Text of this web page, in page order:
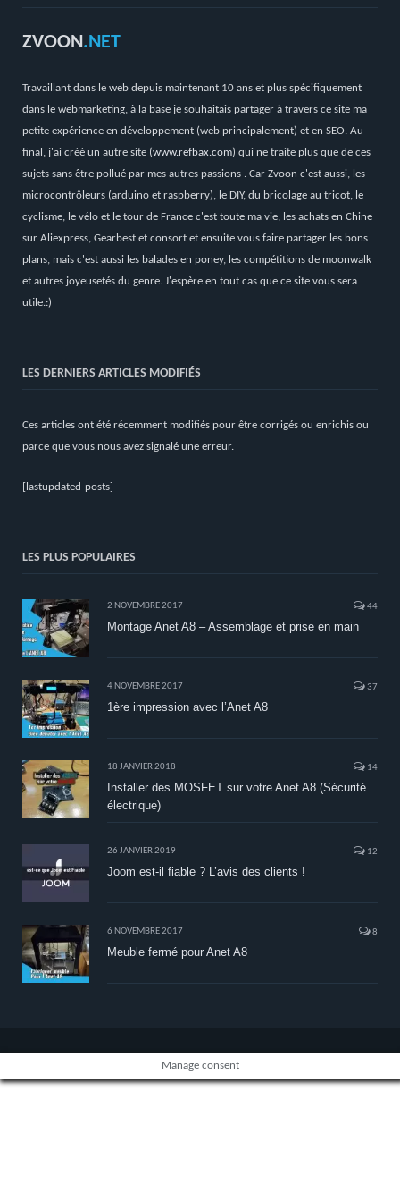
ZVOON.NET
Travaillant dans le web depuis maintenant 10 ans et plus spécifiquement
dans le webmarketing, à la base je souhaitais partager à travers ce site ma
petite expérience en développement (web principalement) et en SEO. Au
final, j'ai créé un autre site (www.refbax.com) qui ne traite plus que de ces
sujets sans être pollué par mes autres passions . Car Zvoon c'est aussi, les
microcontrôleurs (arduino et raspberry), le DIY, du bricolage au tricot, le
cyclisme, le vélo et le tour de France c'est toute ma vie, les achats en Chine
sur Aliexpress, Gearbest et consort et ensuite vous faire partager les bons
plans, mais c'est aussi les balades en poney, les compétitions de moonwalk
et autres joyeusetés du genre. J'espère en tout cas que ce site vous sera
utile.:)
LES DERNIERS ARTICLES MODIFIÉS
Ces articles ont été récemment modifiés pour être corrigés ou enrichis ou
parce que vous nous avez signalé une erreur.
[lastupdated-posts]
LES PLUS POPULAIRES
2 NOVEMBRE 2017 44
Montage Anet A8 – Assemblage et prise en main
4 NOVEMBRE 2017 37
1ère impression avec l’Anet A8
18 JANVIER 2018 14
Installer des MOSFET sur votre Anet A8 (Sécurité
électrique)
26 JANVIER 2019 12
Joom est-il fiable ? L’avis des clients !
6 NOVEMBRE 2017 8
Meuble fermé pour Anet A8
Manage consent